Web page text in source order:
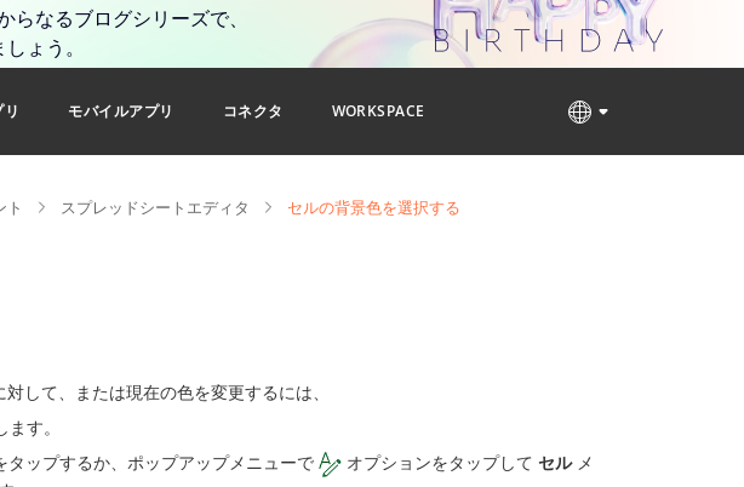
らなるブログシリーズで、
ょう。
モバイルアプリ コネクタ WORKSPACE
ト スプレッドシートエディタ セルの背景色を選択する
して、または現在の色を変更するには、
す。
タップするか、ポップアップメニューで オプションをタップして セルメ